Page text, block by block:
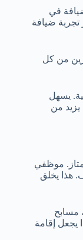
في
ضيافة
من كل
يسهل
يزيد من
موظفي
هذا يخلق
مسابح
يجعل إقامة